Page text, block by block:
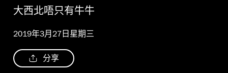
大西北唔只有牛牛
2019年3月27日星期三
分享